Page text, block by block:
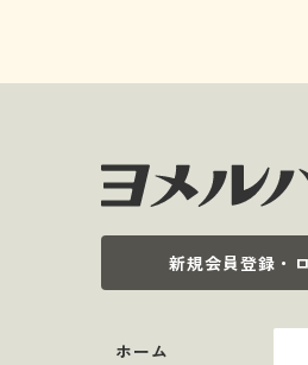
新規会員登録・
ホーム